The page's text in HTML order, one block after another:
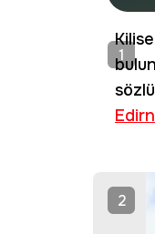
1
2